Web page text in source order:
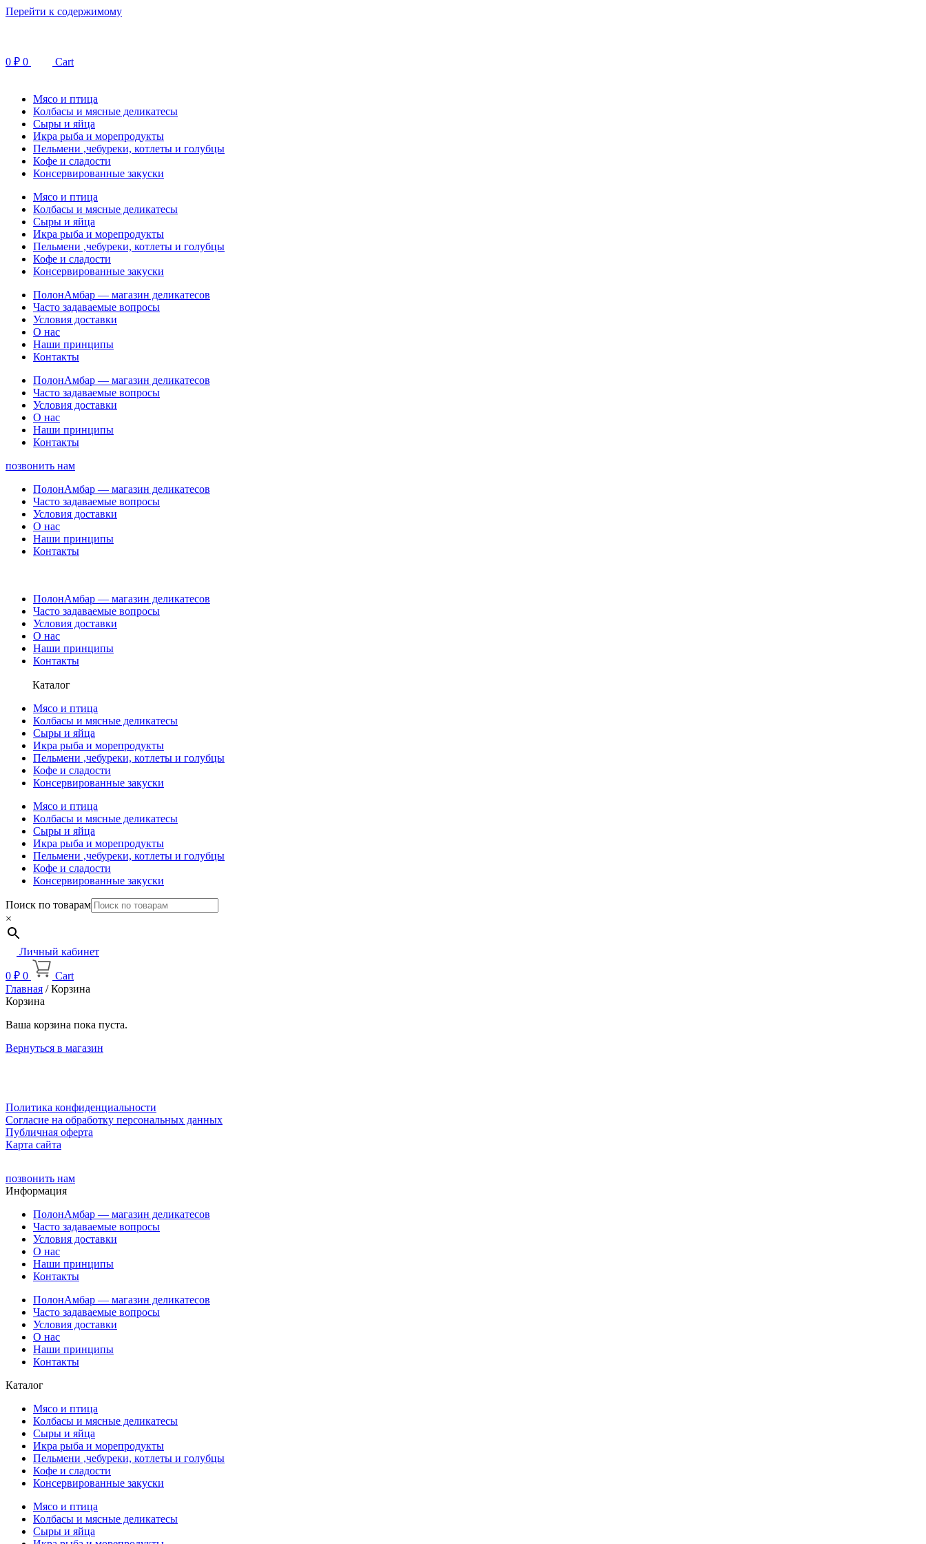
Перейти к содержимому
0 ₽ 0 Cart
Мясо и птица
Колбасы и мясные деликатесы
Сыры и яйца
Икра рыба и морепродукты
Пельмени ,чебуреки, котлеты и голубцы
Кофе и сладости
Консервированные закуски
Мясо и птица
Колбасы и мясные деликатесы
Сыры и яйца
Икра рыба и морепродукты
Пельмени ,чебуреки, котлеты и голубцы
Кофе и сладости
Консервированные закуски
ПолонАмбар — магазин деликатесов
Часто задаваемые вопросы
Условия доставки
О нас
Наши принципы
Контакты
ПолонАмбар — магазин деликатесов
Часто задаваемые вопросы
Условия доставки
О нас
Наши принципы
Контакты
позвонить нам
ПолонАмбар — магазин деликатесов
Часто задаваемые вопросы
Условия доставки
О нас
Наши принципы
Контакты
ПолонАмбар — магазин деликатесов
Часто задаваемые вопросы
Условия доставки
О нас
Наши принципы
Контакты
Каталог
Мясо и птица
Колбасы и мясные деликатесы
Сыры и яйца
Икра рыба и морепродукты
Пельмени ,чебуреки, котлеты и голубцы
Кофе и сладости
Консервированные закуски
Мясо и птица
Колбасы и мясные деликатесы
Сыры и яйца
Икра рыба и морепродукты
Пельмени ,чебуреки, котлеты и голубцы
Кофе и сладости
Консервированные закуски
Поиск по товарам
×
Личный кабинет
0 ₽ 0
Cart
Главная / Корзина
Корзина
Ваша корзина пока пуста.
Вернуться в магазин
Политика конфиденциальности
Cогласие на обработку персональных данных
Публичная оферта
Карта сайта
позвонить нам
Информация
ПолонАмбар — магазин деликатесов
Часто задаваемые вопросы
Условия доставки
О нас
Наши принципы
Контакты
ПолонАмбар — магазин деликатесов
Часто задаваемые вопросы
Условия доставки
О нас
Наши принципы
Контакты
Каталог
Мясо и птица
Колбасы и мясные деликатесы
Сыры и яйца
Икра рыба и морепродукты
Пельмени ,чебуреки, котлеты и голубцы
Кофе и сладости
Консервированные закуски
Мясо и птица
Колбасы и мясные деликатесы
Сыры и яйца